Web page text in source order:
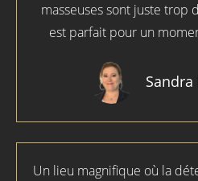
masseuses sont juste trop
est parfait pour un
Un lieu magnifique où la